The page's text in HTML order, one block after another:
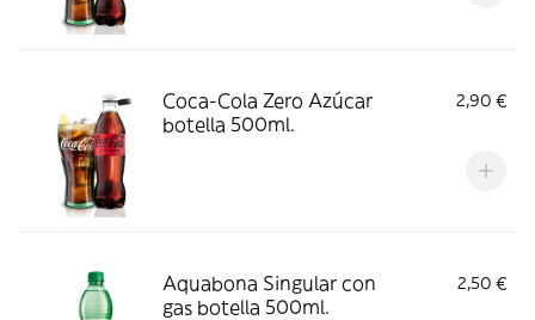
Coca-Cola Zero Azúcar
botella 500ml.
2,90 €
Aquabona Singular con
gas botella 500ml.
2,50 €